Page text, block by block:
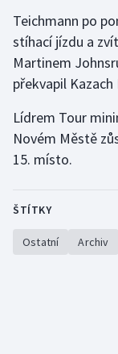
Lyže a
Moderní pětiboj
Motorsport
Olympijské hry
Plavání
Teichmann po
stíhací jízdu a
Martinem
překvapil
Lídrem Tour
Novém Městě
15. místo.
ŠTÍTKY
Ostatní Archiv